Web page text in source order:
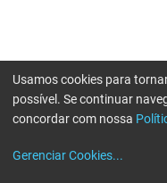
Usamos cookies para
possível. Se continuar
concordar com nossa
Gerenciar Cookies...
Erro ao enviar